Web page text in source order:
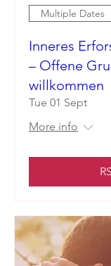
Multiple Dates
Inneres
– Offene
willkommen
Tue 01 Sept
More info